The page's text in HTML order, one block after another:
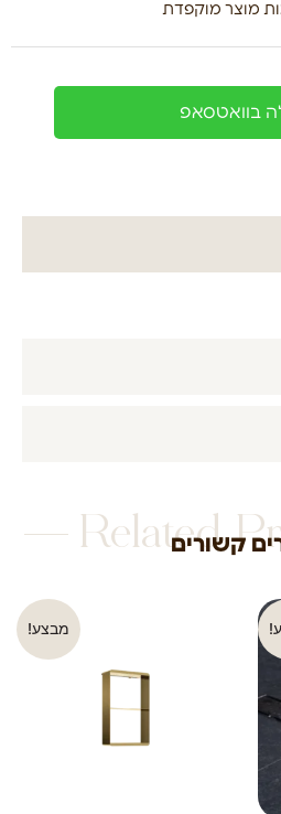
מוצר מוקפדת
בוואטסאפ
Related
קשורים
מבצע!